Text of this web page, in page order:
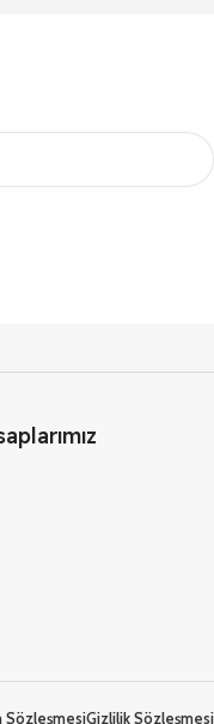
SözleşmesiGizlilik Sözleşmesi